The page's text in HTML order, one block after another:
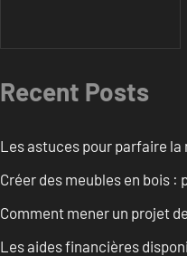
Recent Posts
Les astuces pour parfaire
Créer des meubles en bois :
Comment mener un projet
Les aides financières